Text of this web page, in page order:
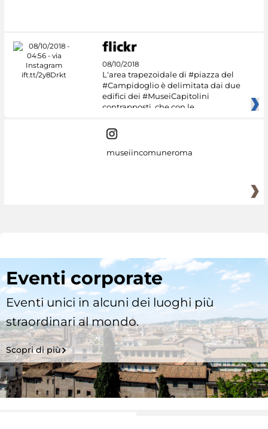
08/10/2018
L'area trapezoidale di #piazza del
#Campidoglio è delimitata dai due
edifici dei #MuseiCapitolini
contrapposti, che con le
museiincomuneroma
Eventi corporate
Eventi unici in alcuni dei luoghi più
straordinari al mondo.
Scopri di più